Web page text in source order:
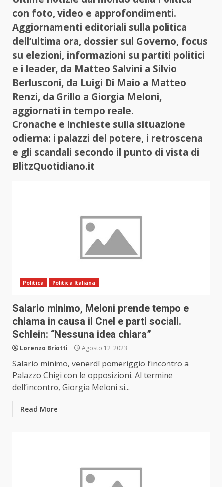
con foto, video e approfondimenti.
Aggiornamenti editoriali sulla politica
dell’ultima ora, dossier sul Governo, focus
su elezioni, informazioni su partiti politici
e i leader, da Matteo Salvini a Silvio
Berlusconi, da Luigi Di Maio a Matteo
Renzi, da Grillo a Giorgia Meloni,
aggiornati in tempo reale.
Cronache e inchieste sulla situazione
odierna: i palazzi del potere, i retroscena
e gli scandali secondo il punto di vista di
BlitzQuotidiano.it
Politica Politica Italiana
Salario minimo, Meloni prende tempo e
chiama in causa il Cnel e parti sociali.
Schlein: “Nessuna idea chiara”
Lorenzo Briotti Agosto 12, 2023
Salario minimo, venerdì pomeriggio l’incontro a
Palazzo Chigi con le opposizioni. Al termine
dell’incontro, Giorgia Meloni si...
Read More